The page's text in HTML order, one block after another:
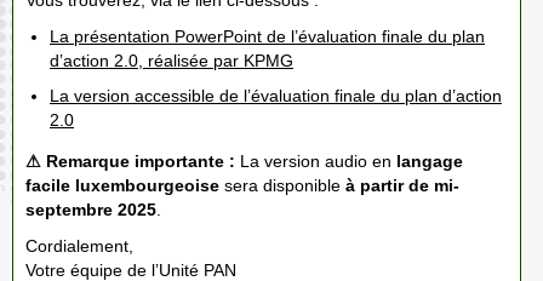
La présentation PowerPoint de l’évaluation finale du plan
d’action 2.0, réalisée par KPMG
La version accessible de l’évaluation finale du plan d’action
2.0
⚠ Remarque importante : La version audio en langage
facile luxembourgeoise sera disponible à partir de mi-
septembre 2025
Cordialement,
Votre équipe de l’Unité PAN